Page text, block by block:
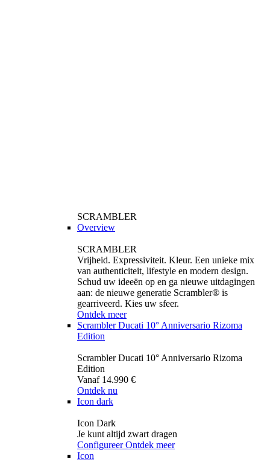
SCRAMBLER
Overview
SCRAMBLER
Vrijheid. Expressiviteit. Kleur. Een unieke mix
van authenticiteit, lifestyle en modern design.
Schud uw ideeën op en ga nieuwe uitdagingen
aan: de nieuwe generatie Scrambler® is
gearriveerd. Kies uw sfeer.
Ontdek meer
Scrambler Ducati 10° Anniversario Rizoma
Edition
Scrambler Ducati 10° Anniversario Rizoma
Edition
Vanaf 14.990 €
Ontdek nu
Icon dark
Icon Dark
Je kunt altijd zwart dragen
Configureer Ontdek meer
Icon